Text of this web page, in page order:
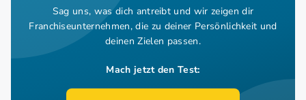
Sag uns, was dich antreibt und wir zeigen dir
Franchiseunternehmen, die zu deiner Persönlichkeit und
deinen Zielen passen.
Mach jetzt den Test: